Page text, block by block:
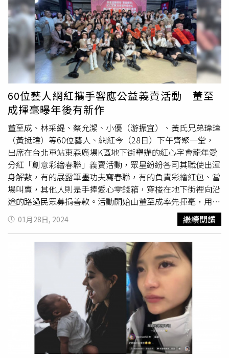
對象，「我覺得現在很多男生都是抱持著玩玩的態度，很少
是想認真的，所以覺得他是一個很難得的人，老公他當時也
沒有給我太大的壓力，就覺得可以彼此努力看看」，而產後
祈錦鈅也感謝老公幫忙照顧女兒，「他很喜歡小孩，可以無
止盡的哄小孩」。祈錦鈅透露年後計畫，將推出超辣寫真
EP。（圖／趙文彬攝）被問是否會想生二胎，祈錦鈅笑
回：「很痛，先不要。」但也透露生完女兒後一個月夫妻兩
人就已經火速開機，老公也在一旁害羞笑說，都是他主動
的，一個禮拜固定繳2、3次功課，但祈錦鈅堅持避孕，暫時
還沒有要生第二胎的打算，希望等到女兒2、3歲會走路的時
候。祈錦鈅透露年後計畫推出寫真EP，「尺度是那種我邊
唱歌，邊讓大家噴鼻血的那種」，直言以前自己怕東怕西
的，懷孕期間突然就看開了，覺得想把自己美好的時刻紀錄
下來，「生完小孩恢復身材後，我突然覺得性感也是一種能
力，所以接下來可以火力全開了」，一旁的老公聽到則是露
出緊張的表情，但仍表示會全力支持老婆。
60位藝人網紅攜手響應公益義賣活動 董至
成揮毫曝年後有新作
董至成、林采緹、蔡允潔、小優（游振宜）、黃氏兄弟瑋瑋
（黃挺瑋）等60位藝人、網紅今（28日）下午齊聚一堂，
出席在台北車站東森廣場K區地下街舉辦的紅心字會龍年愛
分紅「創意彩繪春聯」義賣活動，眾星紛紛各司其職使出渾
身解數，有的展露筆墨功夫寫春聯，有的負責彩繪紅包、當
場叫賣，其他人則是手捧愛心零錢箱，穿梭在地下街裡向沿
途的路過民眾募捐善款。活動開始由董至成率先揮毫，用書
法寫下「龍舞錢」三字，象徵龍年有錢的就出錢貢獻愛心，
需要錢幫忙的弱勢也能夠得到實際幫助，人人都攏有錢。董
哥被問到為何會寫下「舞」這個字時？他透露年後將有舞動
人心的新作品。其他像是才升格當媽並做完月子返台的
、舞蹈教父馬雷蒙的女兒馬靚辳NOMA也現身露面幫忙義
賣。才剛登記結婚，升格成人妻的孫睿及「甜美人妻」陳俋
塵更是被大夥追問「龍寶寶」的進度。活動開始由董至成率
先揮毫。（圖／焦正德攝）此外，金志遙一手打造的偶像女
團「心動女孩」不僅帶來精彩的開場舞蹈表演，草爺、蔡允
潔、楊琳、林雨涵、餅乾馮晨軒、艾雨帆、孫睿、陳俋塵、
石承泫、廖偉博、張苡宸、卜星慧、洛克也獻唱歌曲，彷彿
是一場群星公益演唱會。魔術師黃信凱更在現場帶來奇幻的
01月28日, 2024 繼續閱讀